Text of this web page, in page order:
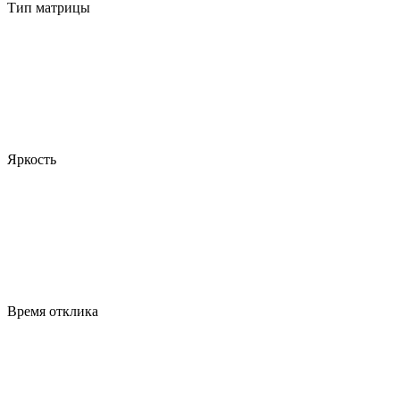
Тип матрицы
Яркость
Время отклика